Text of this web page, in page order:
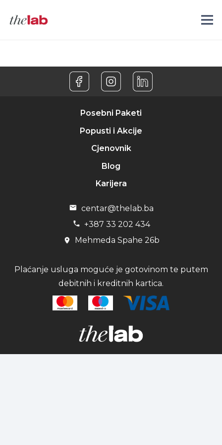
Posebni Paketi
Popusti i Akcije
Cjenovnik
Blog
Karijera
centar@thelab.ba
+387 33 202 434
Mehmeda Spahe 26b
Plaćanje usluga moguće je gotovinom te putem
debitnih i kreditnih kartica.